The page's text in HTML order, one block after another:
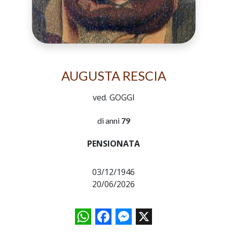
AUGUSTA RESCIA
ved. GOGGI
di anni 79
PENSIONATA
03/12/1946
20/06/2026
WhatsAppFacebookMessenger
X